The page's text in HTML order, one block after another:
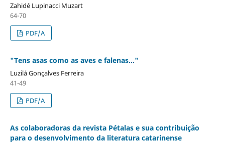
Zahidé Lupinacci Muzart
64-70
PDF/A
"Tens asas como as aves e falenas..."
Luzilá Gonçalves Ferreira
41-49
PDF/A
As colaboradoras da revista Pétalas e sua contribuição
para o desenvolvimento da literatura catarinense